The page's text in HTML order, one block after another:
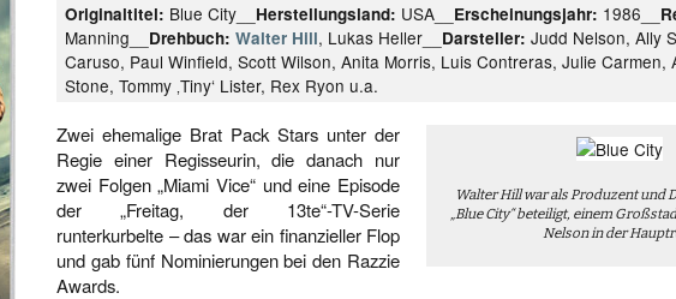
Originaltitel: Blue City__ Herstellungsland: USA__ Erscheinungsjahr: 1986__
Manning__ Drehbuch: Walter Hill, Lukas Heller__ Darsteller: Judd Nelson, Ally
Caruso, Paul Winfield, Scott Wilson, Anita Morris, Luis Contreras, Julie Carmen,
Stone, Tommy ‚Tiny‘ Lister, Rex Ryon u.a.
Walter Hill war als Produzent und
„Blue City“ beteiligt, einem
Nelson in der
Zwei ehemalige Brat Pack Stars unter der
Regie einer Regisseurin, die danach nur
zwei Folgen „Miami Vice“ und eine Episode
der „Freitag, der 13te“-TV-Serie
runterkurbelte – das war ein finanzieller Flop
und gab fünf Nominierungen bei den Razzie
Awards.